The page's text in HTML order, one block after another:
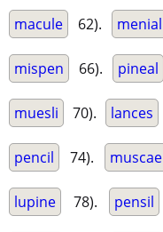
macule 62). menial
mispen 66). pineal
muesli 70). lances
pencil 74). muscae
lupine 78). pensil